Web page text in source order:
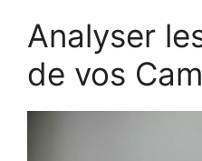
Analyser
de vos